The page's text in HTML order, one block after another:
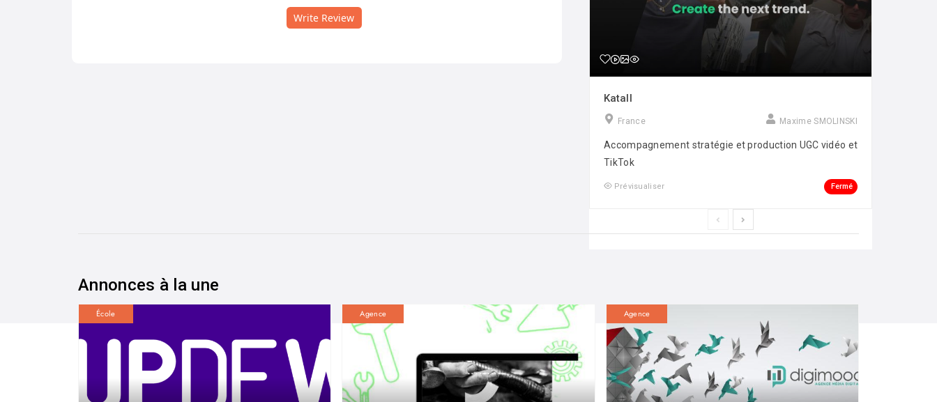
Write Review
Katall
France Maxime SMOLINSKI
Accompagnement stratégie et production UGC vidéo et
TikTok
Prévisualiser Fermé
Annonces à la une
École Agence Agence